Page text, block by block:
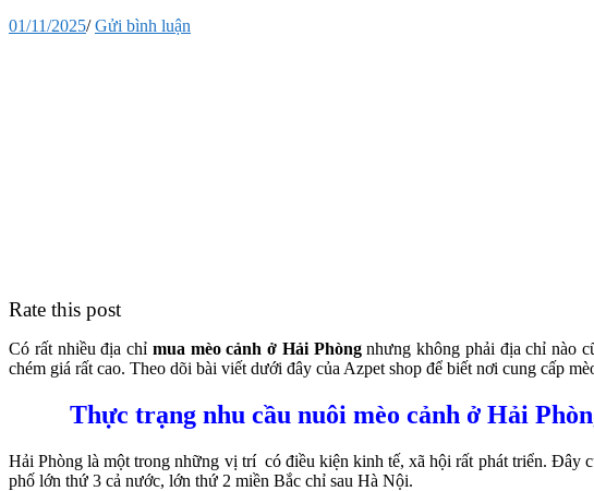
01/11/2025/Gửi bình luận
Rate this post
Có rất nhiều địa chỉ mua mèo cảnh ở Hải Phòngnhưng không phải địa chỉ nào
chém giá rất cao. Theo dõi bài viết dưới đây của Azpet shop để biết nơi cung cấp
Thực trạng nhu cầu nuôi mèo cảnh ở Hải
Hải Phòng là một trong những vị trí có điều kiện kinh tế, xã hội rất phát triển. Đây
phố lớn thứ 3 cả nước, lớn thứ 2 miền Bắc chỉ sau Hà Nội.